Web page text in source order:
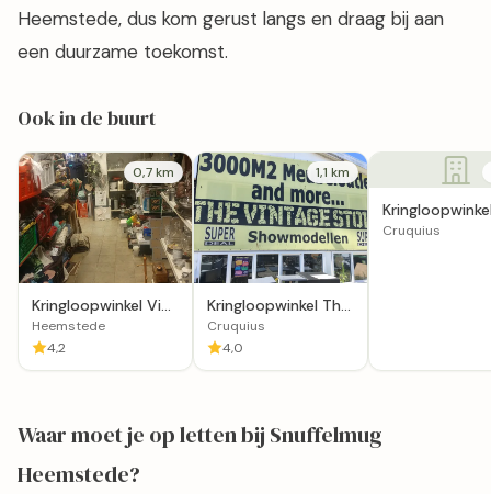
Heemstede, dus kom gerust langs en draag bij aan
een duurzame toekomst.
Ook in de buurt
0,7 km
Kringloopwinkel Via-
Via in Heemstede
Heemstede
4,2
1,1 km
Kringloopwinkel The
Vintage Store in
Cruquius
Cruquius
4,0
Stichting Het
Cruquius
Waar moet je op letten bij Snuffelmug
Heemstede?